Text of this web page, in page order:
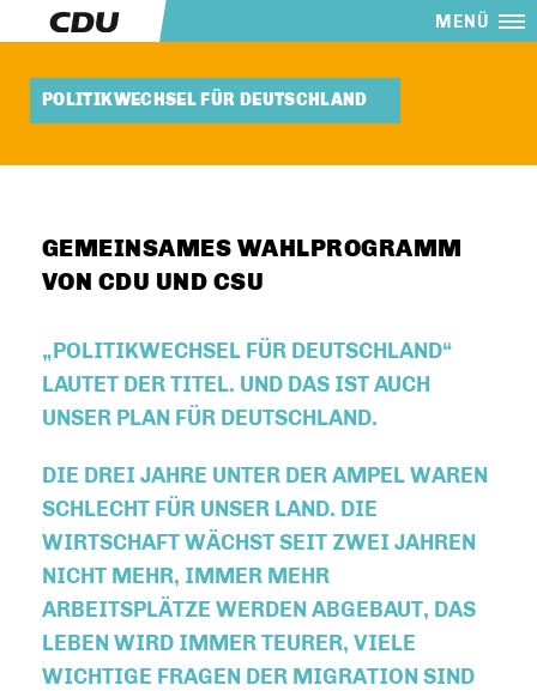
MENÜ
POLITIKWECHSEL FÜR DEUTSCHLAND
GEMEINSAMES WAHLPROGRAMM
VON CDU UND CSU
POLITIKWECHSEL FÜR DEUTSCHLAND“
LAUTET DER TITEL. UND DAS IST AUCH
UNSER PLAN FÜR DEUTSCHLAND.
DIE DREI JAHRE UNTER DER AMPEL WAREN
SCHLECHT FÜR UNSER LAND. DIE
WIRTSCHAFT WÄCHST SEIT ZWEI JAHREN
NICHT MEHR, IMMER MEHR
ARBEITSPLÄTZE WERDEN ABGEBAUT, DAS
LEBEN WIRD IMMER TEURER, VIELE
WICHTIGE FRAGEN DER MIGRATION SIND